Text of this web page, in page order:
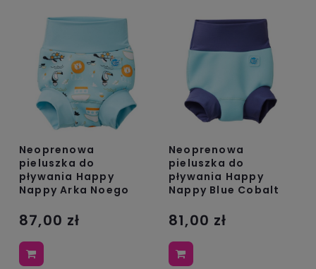
Neoprenowa
pieluszka do
pływania Happy
Nappy Arka Noego
87,00 zł
Neoprenowa
pieluszka do
pływania Happy
Nappy Blue Cobalt
81,00 zł